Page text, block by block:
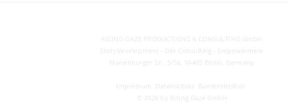
RISING GAZE PRODUCTIONS & CONSULTING GmbH
Storydevelopment -
D&I Consulting - Empowerment
Marienburger Str. 5/5a, 10405 Berlin, Germany
Impressum Datenschutz
Barrierefreiheit
© 2026 by Rising Gaze GmbH